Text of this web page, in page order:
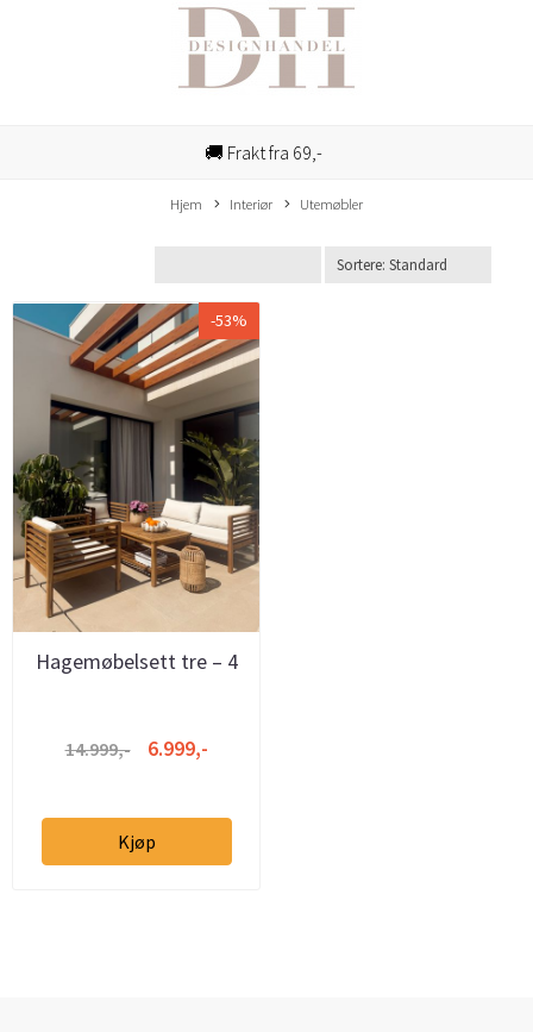
🚚 Frakt fra 69,-
Hjem Interiør Utemøbler
-53%
Hagemøbelsett tre – 4
14.999,- 6.999,-
Kjøp